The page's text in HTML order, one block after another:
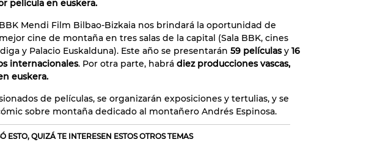
película en euskera.
Mendi Film Bilbao-Bizkaia nos brindará la oportunidad de
cine de montaña en tres salas de la capital (Sala BBK, cines
y Palacio Euskalduna). Este año se presentarán 59 películasy 16
internacionales. Por otra parte, habrá diez producciones vascas,
euskera.
de películas, se organizarán exposiciones y tertulias, y se
sobre montaña dedicado al montañero Andrés Espinosa.
ESTO, QUIZÁ TE INTERESEN ESTOS OTROS TEMAS